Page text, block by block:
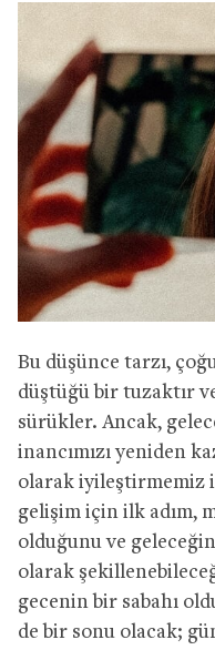
Bu düşünce tarzı,
düştüğü bir tuzaktır
sürükler. Ancak,
inancımızı yeniden
olarak iyileştirmemiz
gelişim için ilk adım,
olduğunu ve
olarak
gecenin bir sabahı
de bir sonu olacak;